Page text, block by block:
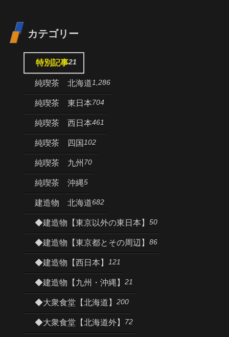
カテゴリー
特別記事21
純喫茶 北海道1,286
純喫茶 東日本704
純喫茶 西日本461
純喫茶 四国102
純喫茶 九州 70
純喫茶 沖縄5
建造物 北海道682
◆建造物【東京以外の東日本】 50
◆建造物【東京都とその周辺】 86
◆建造物【西日本】 121
◆建造物【九州・沖縄】 21
◆大衆食堂【北海道】 200
◆大衆食堂【北海道外】 72